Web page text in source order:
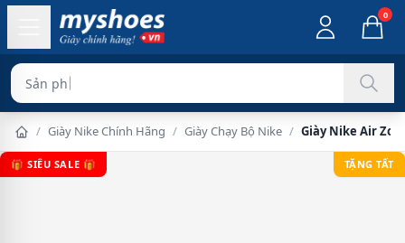
0
Sản phẩm chính hãn
/ Giày Nike Chính Hãng / Giày Chạy Bộ Nike / Giày Nike Air
🎁 SIÊU SALE 🎁 TẶNG TẤT